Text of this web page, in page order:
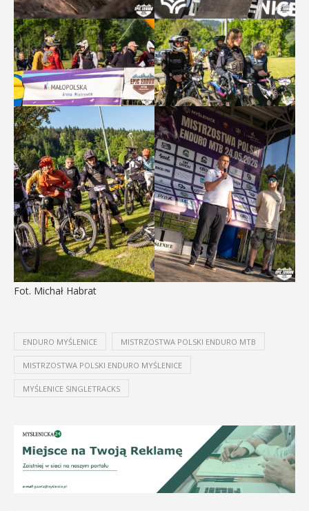
Fot. Michał Habrat
ENDURO MYŚLENICE MISTRZOSTWA POLSKI ENDURO MTB
MISTRZOSTWA POLSKI ENDURO MYŚLENICE
MYŚLENICE SINGLETRACKS